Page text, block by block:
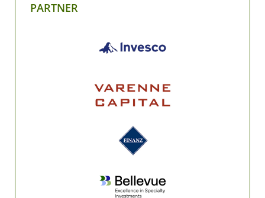
PARTNER